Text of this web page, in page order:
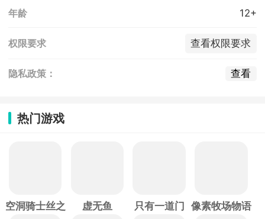
年龄 12+
权限要求 查看权限要求
隐私政策： 查看
热门游戏
空洞骑士丝之
虚无鱼 只有一道门 像素牧场物语